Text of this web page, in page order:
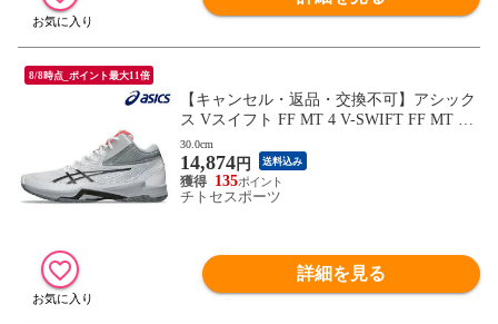
8/8時点_ポイント最大11倍
【キャンセル・返品・交換不可】アシック
ス Vスイフト FF MT 4 V-SWIFT FF MT 4 1
053A064-102 ユニセックス 2025SS バレー
ボール RFCL
30.0cm
14,874円 送料込み
135
チトセスポーツ
詳細を見る